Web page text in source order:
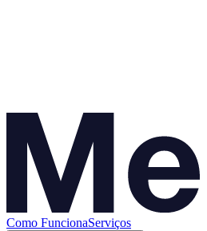
Como FuncionaServiços